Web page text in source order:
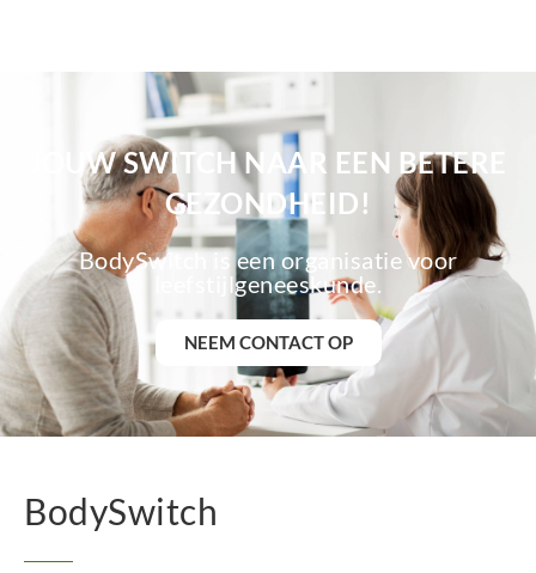
JOUW SWITCH NAAR EEN BETERE
GEZONDHEID!
BodySwitch is een organisatie voor
leefstijlgeneeskunde.
NEEM CONTACT OP
BodySwitch